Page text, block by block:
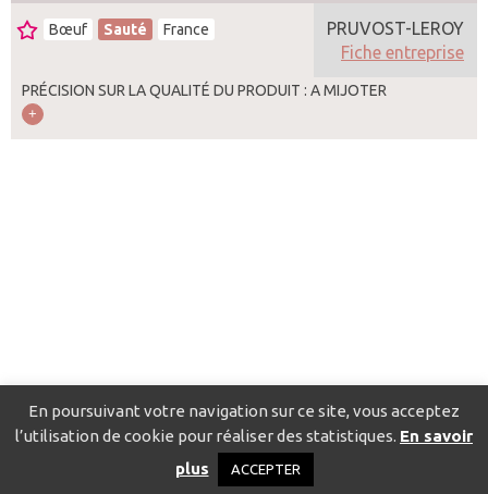
Bœuf Sauté France
PRÉCISION SUR LA QUALITÉ DU PRODUIT : A MIJOTER
PRUVOST-LEROY
Fiche entreprise
Catalogue pour localiser les fournisseurs
Politique de confidentialité
En poursuivant votre navigation sur ce site, vous acceptez
l’utilisation de cookie pour réaliser des statistiques. En savoir
plus
ACCEPTER